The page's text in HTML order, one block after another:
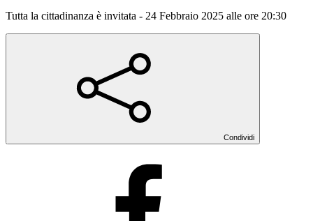
Tutta la cittadinanza è invitata - 24 Febbraio 2025 alle ore 20:30
Condividi